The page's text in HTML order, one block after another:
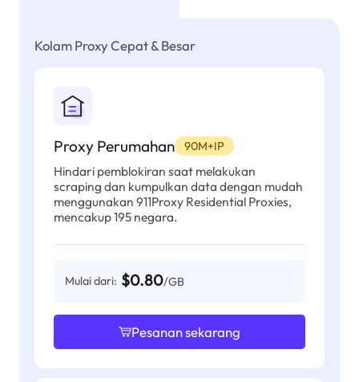
Kolam Proxy Cepat & Besar
Proxy Perumahan 90M+IP
Hindari pemblokiran saat melakukan
scraping dan kumpulkan data dengan mudah
menggunakan 911Proxy Residential Proxies,
mencakup 195 negara.
Mulai dari: $0.80/GB
Pesanan sekarang